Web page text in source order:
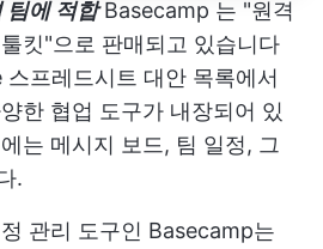
팀에 적합 Basecamp 는 "원격
킷"으로 판매되고 있습니다
프레드시트 대안 목록에서
한 협업 도구가 내장되어 있
는 메시지 보드, 팀 일정, 그
.
관리 도구인 Basecamp는